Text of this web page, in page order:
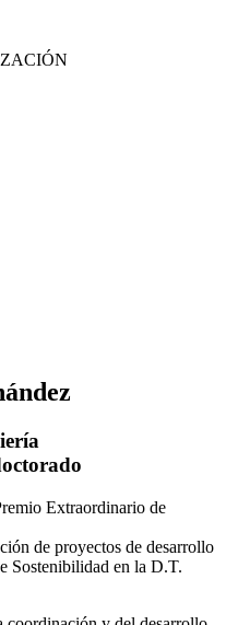
Extraordinario de
de proyectos de desarrollo
Sostenibilidad en la D.T.